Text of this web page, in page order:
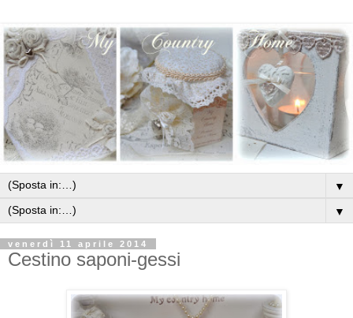
▼
▼
venerdì 11 aprile 2014
Cestino saponi-gessi